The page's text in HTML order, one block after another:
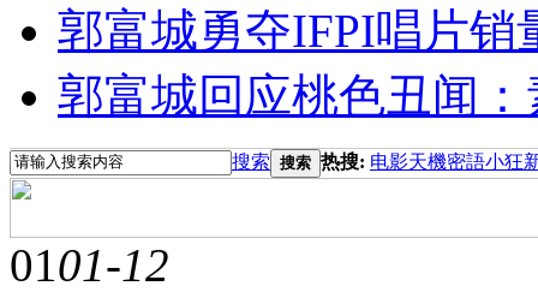
郭富城勇夺IFPI唱片销
郭富城回应桃色丑闻
搜索 搜索 热搜: 电影天機密語小狂
0101-12